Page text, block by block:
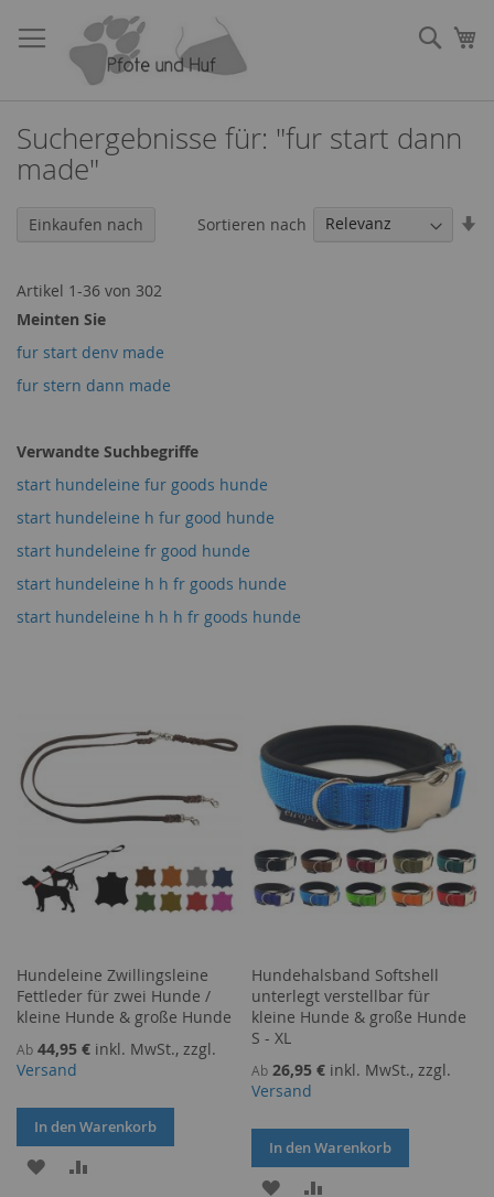
zum
Inhalt
Suchergebnisse für: "fur start dann
made"
Artikel 1-36 von 302
Sortieren nach
Meinten Sie
fur start denv made
fur stern dann made
Verwandte Suchbegriffe
start hundeleine fur goods hunde
start hundeleine h fur good hunde
start hundeleine fr good hunde
start hundeleine h h fr goods hunde
start hundeleine h h h fr goods hunde
Hundeleine Zwillingsleine
Fettleder für zwei Hunde /
kleine Hunde & große Hunde
Ab 44,95 € inkl. MwSt., zzgl.
Versand
In den Warenkorb
ZUR
Hundehalsband Softshell
unterlegt verstellbar für
kleine Hunde & große Hunde
S - XL
Ab 26,95 € inkl. MwSt., zzgl.
Versand
In den Warenkorb
ZUR
Einkaufen nach